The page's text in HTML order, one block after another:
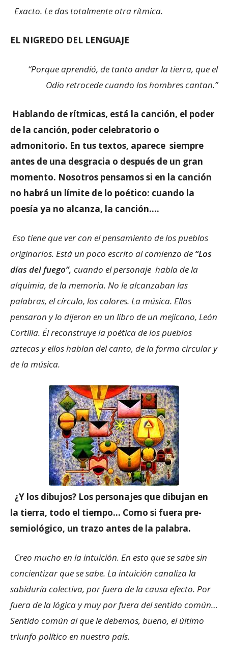
Exacto. Le das totalmente otra rítmica.
EL NIGREDO DEL LENGUAJE
“Porque aprendió, de tanto andar la tierra, que el
Odio retrocede cuando los hombres cantan.”
Hablando de rítmicas, está la canción, el poder
de la canción, poder celebratorio o
admonitorio. En tus textos, aparece siempre
antes de una desgracia o después de un gran
momento. Nosotros pensamos si en la canción
no habrá un límite de lo poético: cuando la
poesía ya no alcanza, la canción….
Eso tiene que ver con el pensamiento de los pueblos
originarios. Está un poco escrito al comienzo de “Los
días del fuego”, cuando el personaje habla de la
alquimia, de la memoria. No le alcanzaban las
palabras, el círculo, los colores. La música. Ellos
pensaron y lo dijeron en un libro de un mejicano, León
Cortilla. Él reconstruye la poética de los pueblos
aztecas y ellos hablan del canto, de la forma circular y
de la música.
¿Y los dibujos? Los personajes que dibujan en
la tierra, todo el tiempo… Como si fuera pre-
semiológico, un trazo antes de la palabra.
Creo mucho en la intuición. En esto que se sabe sin
concientizar que se sabe. La intuición canaliza la
sabiduría colectiva, por fuera de la causa efecto. Por
fuera de la lógica y muy por fuera del sentido común…
Sentido común al que le debemos, bueno, el último
triunfo político en nuestro país.